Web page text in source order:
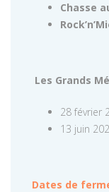
Chasse
Les Grands
28 février
13 juin
Dates de